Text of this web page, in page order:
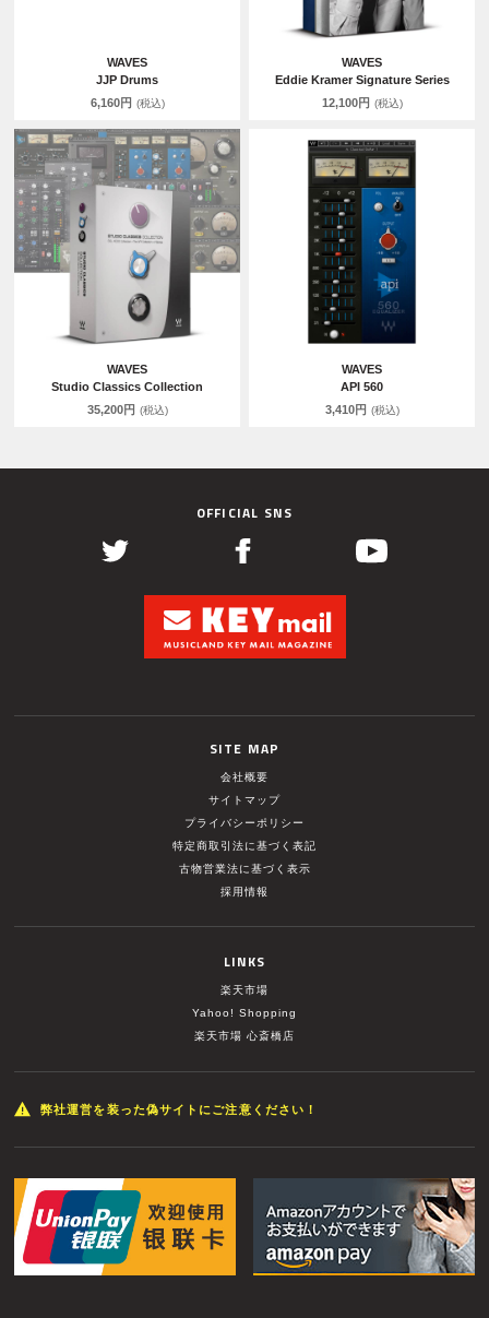
WAVES
JJP Drums
6,160円 (税込)
WAVES
Eddie Kramer Signature Series
12,100円 (税込)
WAVES
Studio Classics Collection
35,200円 (税込)
WAVES
API 560
3,410円 (税込)
OFFICIAL SNS
SITE MAP
会社概要
サイトマップ
プライバシーポリシー
特定商取引法に基づく表記
古物営業法に基づく表示
採用情報
LINKS
楽天市場
Yahoo! Shopping
楽天市場 心斎橋店
弊社運営を装った偽サイトにご注意ください！